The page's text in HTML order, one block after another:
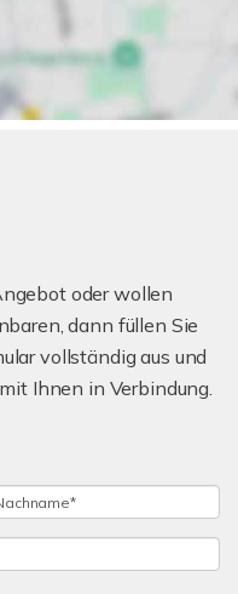
oder wollen
dann füllen Sie
vollständig aus und
Ihnen in Verbindung.